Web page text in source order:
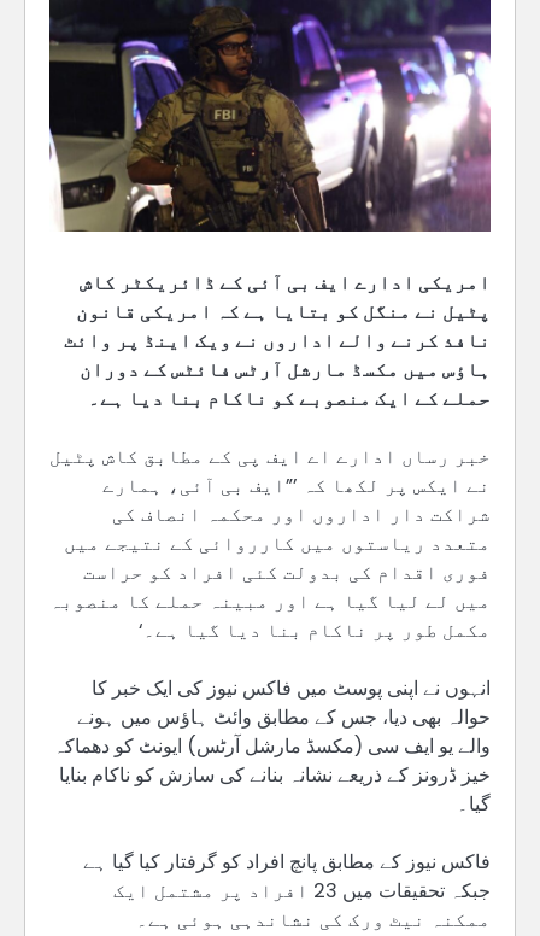
امریکی ادارے ایف بی آئی کے ڈائریکٹر کاش
پٹیل نے منگل کو بتایا ہے کہ امریکی قانون
نافذ کرنے والے اداروں نے ویک اینڈ پر وائٹ
ہاؤس میں مکسڈ مارشل آرٹس فائٹس کے دوران
حملے کے ایک منصوبے کو ناکام بنا دیا ہے۔
خبر رساں ادارے اے ایف پی کے مطابق کاش پٹیل
نے ایکس پر لکھا کہ ’”ایف بی آئی، ہمارے
شراکت دار اداروں اور محکمہ انصاف کی
متعدد ریاستوں میں کارروائی کے نتیجے میں
فوری اقدام کی بدولت کئی افراد کو حراست
میں لے لیا گیا ہے اور مبینہ حملے کا منصوبہ
مکمل طور پر ناکام بنا دیا گیا ہے۔‘
انہوں نے اپنی پوسٹ میں فاکس نیوز کی ایک خبر کا
حوالہ بھی دیا، جس کے مطابق وائٹ ہاؤس میں ہونے
والے یو ایف سی (مکسڈ مارشل آرٹس) ایونٹ کو دھماکہ
خیز ڈرونز کے ذریعے نشانہ بنانے کی سازش کو ناکام بنایا
گیا۔
فاکس نیوز کے مطابق پانچ افراد کو گرفتار کیا گیا ہے
جبکہ تحقیقات میں 23 افراد پر مشتمل ایک
ممکنہ نیٹ ورک کی نشاندہی ہوئی ہے۔